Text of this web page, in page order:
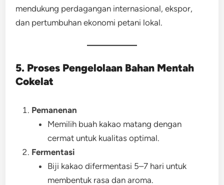
mendukung perdagangan internasional, ekspor,
dan pertumbuhan ekonomi petani lokal.
5. Proses Pengelolaan Bahan Mentah
Cokelat
Pemanenan
Memilih buah kakao matang dengan
cermat untuk kualitas optimal.
Fermentasi
Biji kakao difermentasi 5–7 hari untuk
membentuk rasa dan aroma.